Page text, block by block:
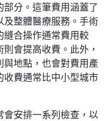
分。這筆費用涵蓋了
及整體醫療服務。手術
縫合操作通常費用較
會提高收費。此外，
與地點，也會對費用產
收費通常比中小型城市
安排一系列檢查，以